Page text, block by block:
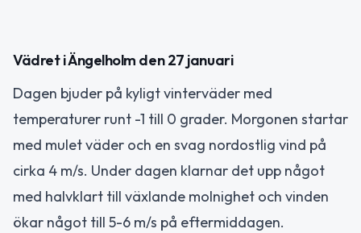
Vädret i Ängelholm den 27 januari
Dagen bjuder på kyligt vinterväder med
temperaturer runt -1 till 0 grader. Morgonen startar
med mulet väder och en svag nordostlig vind på
cirka 4 m/s. Under dagen klarnar det upp något
med halvklart till växlande molnighet och vinden
ökar något till 5-6 m/s på eftermiddagen.